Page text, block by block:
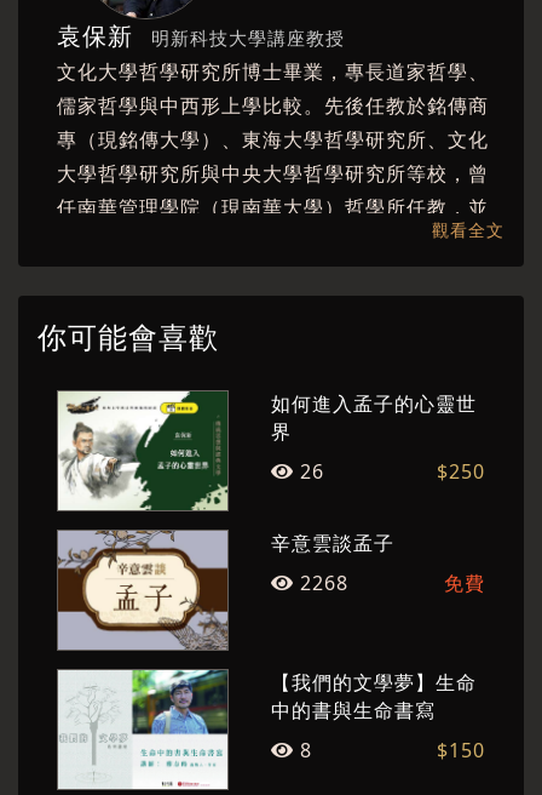
國傳統沒有事實與價值的二分法思惟產生對立思
維，本影片從孟子的思想出發，對照西方哲學觀
點，並配合文獻資料，以實際經驗重新閱讀孟子
的義理思維。
＊本課程由紀州庵文學森林提供
＊＊2020年5-6月購買課程者可獲得紀州庵50元
優惠卷1張，完成交費後可直接於講義處下載
袁保新 明新科技大學講座教授
文化大學哲學研究所博士畢業，專長道家哲學、
儒家哲學與中西形上學比較。先後任教於銘傳商
專（現銘傳大學）、東海大學哲學研究所、文化
大學哲學研究所與中央大學哲學研究所等校，曾
任南華管理學院（現南華大學）哲學所任教，並
擔任教務長、副校長要職，2001-2008年接任為
醒吾技術學院校長、新竹明新科技大學校長。現
的歷史省察》、《老子哲學之詮釋與重建》、
紀州庵文學森林 文學森林
紀州庵文學森林於2011 年由文學團隊──台灣文
學發展基金會經營經營，辦理多場文學講座以及
藝文活動，帶領讀者閱讀文學以及閱讀經典，像
是至今已辦理九年的【我們的文學夢】以及邀請
多位重要級文學大家【向經典文學致敬】講座是
觀看全文
你可能會喜歡
如何進入孟子的心靈世
界
26
$250
辛意雲談孟子
2268
免費
【我們的文學夢】生命
中的書與生命書寫
8
$150